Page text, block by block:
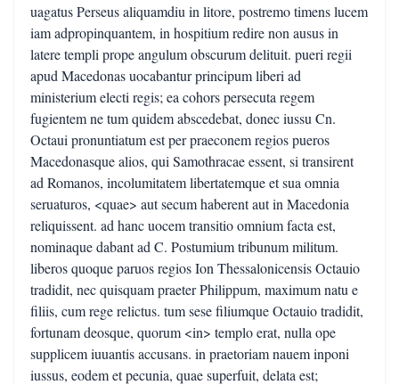
uagatus Perseus aliquamdiu in litore, postremo timens lucem
iam adpropinquantem, in hospitium redire non ausus in
latere templi prope angulum obscurum delituit. pueri regii
apud Macedonas uocabantur principum liberi ad
ministerium electi regis; ea cohors persecuta regem
fugientem ne tum quidem abscedebat, donec iussu Cn.
Octaui pronuntiatum est per praeconem regios pueros
Macedonasque alios, qui Samothracae essent, si transirent
ad Romanos, incolumitatem libertatemque et sua omnia
seruaturos, <quae> aut secum haberent aut in Macedonia
reliquissent. ad hanc uocem transitio omnium facta est,
nominaque dabant ad C. Postumium tribunum militum.
liberos quoque paruos regios Ion Thessalonicensis Octauio
tradidit, nec quisquam praeter Philippum, maximum natu e
filiis, cum rege relictus. tum sese filiumque Octauio tradidit,
fortunam deosque, quorum <in> templo erat, nulla ope
supplicem iuuantis accusans. in praetoriam nauem inponi
iussus, eodem et pecunia, quae superfuit, delata est;